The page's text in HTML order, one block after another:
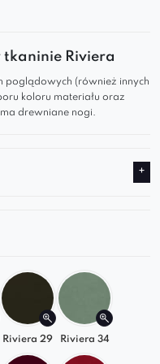
wyposażenia,
miękka
że łączy
Marszczenia na
jej charakter.
i dostępna w
i dbałość o
tkaninie Riviera
poglądowych (również innych
koloru materiału oraz
drewniane nogi.
Riviera 29 Riviera 34